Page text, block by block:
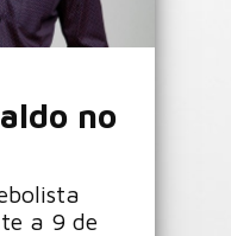
no
a 9 de